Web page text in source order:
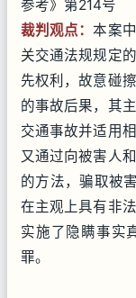
参考》第214号
裁判观点：本案
关交通法规规定
先权利，故意碰
的事故后果，其
交通事故并适用
又通过向被害人
的方法，骗取被
在主观上具有非
实施了隐瞒事实
罪。